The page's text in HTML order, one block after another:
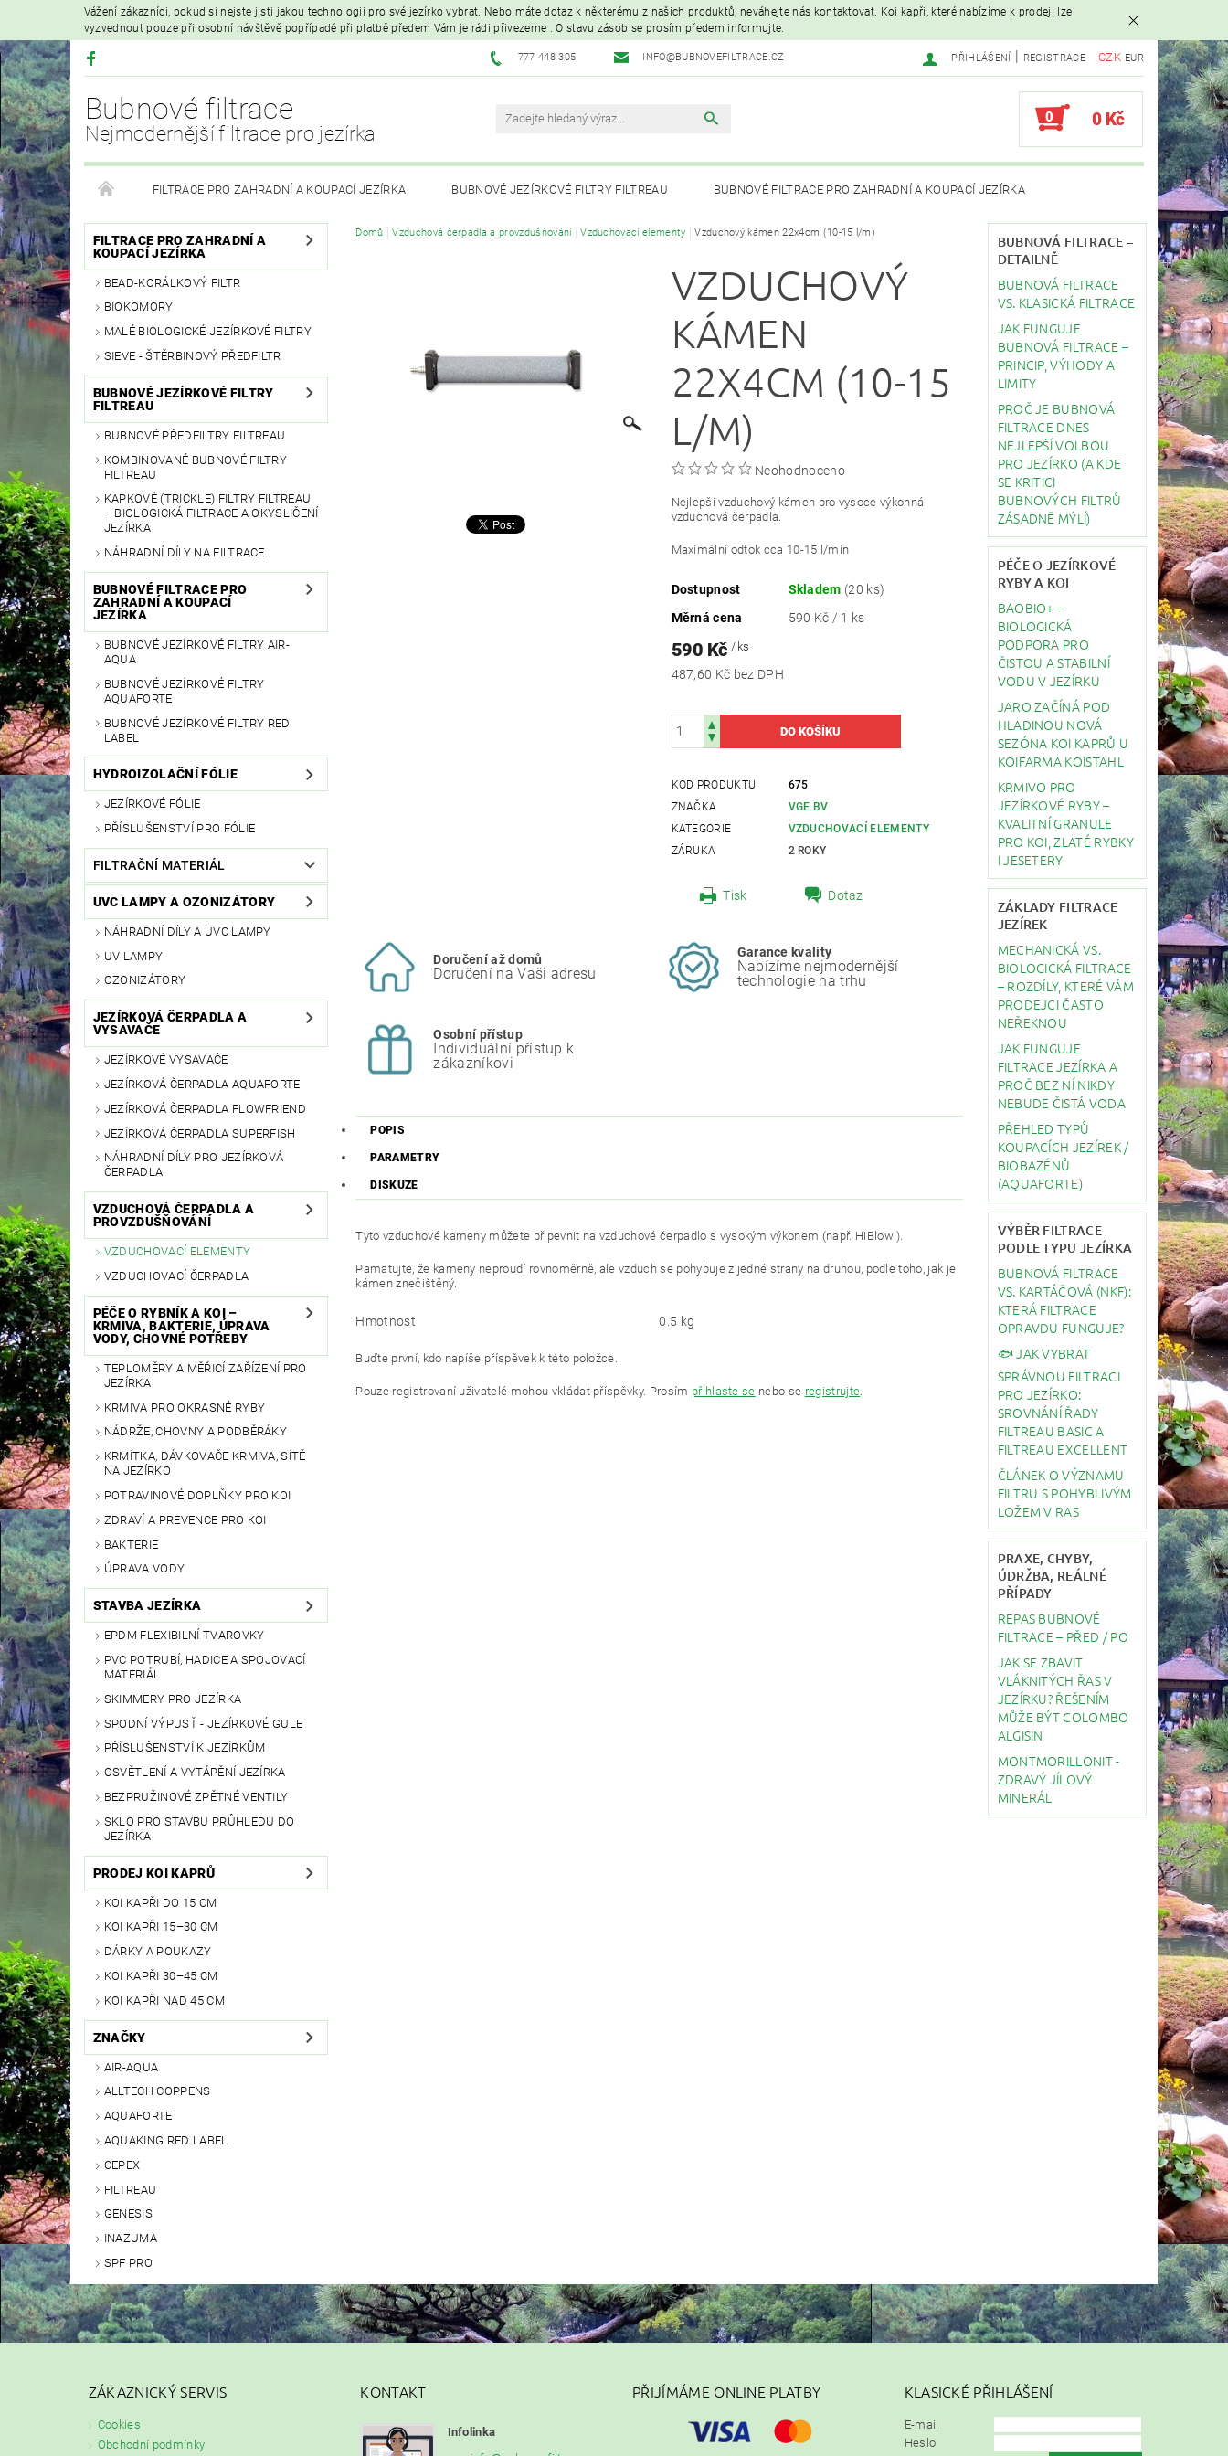
Vážení zákazníci, pokud si nejste jisti jakou technologii pro své jezírko vybrat. Nebo máte dotaz k některému z našich produktů, neváhejte nás kontaktovat. Koi kapři, které nabízíme k prodeji lze
vyzvednout pouze při osobní návštěvě popřípadě při platbě předem Vám je rádi přivezeme . O stavu zásob se prosím předem informujte.
777 448 305 INFO@BUBNOVEFILTRACE.CZ CZK EUR
PŘIHLÁŠENÍ REGISTRACE
Bubnové filtrace
Nejmodernější filtrace pro jezírka
0 0 Kč
FILTRACE PRO ZAHRADNÍ A KOUPACÍ JEZÍRKA BUBNOVÉ JEZÍRKOVÉ FILTRY FILTREAU BUBNOVÉ FILTRACE PRO ZAHRADNÍ A KOUPACÍ JEZÍRKA
HYDROIZOLAČNÍ FÓLIE FILTRAČNÍ MATERIÁL UVC LAMPY A OZONIZÁTORY JEZÍRKOVÁ ČERPADLA A VYSAVAČE
VZDUCHOVÁ ČERPADLA A PROVZDUŠŇOVÁNÍ PÉČE O RYBNÍK A KOI – KRMIVA, BAKTERIE, ÚPRAVA VODY, CHOVNÉ POTŘEBY STAVBA JEZÍRKA
PRODEJ KOI KAPRŮ MOJE OBJEDNÁVKA
FILTRACE PRO ZAHRADNÍ A
KOUPACÍ JEZÍRKA
BEAD-KORÁLKOVÝ FILTR
BIOKOMORY
MALÉ BIOLOGICKÉ JEZÍRKOVÉ FILTRY
SIEVE - ŠTĚRBINOVÝ PŘEDFILTR
BUBNOVÉ JEZÍRKOVÉ FILTRY
FILTREAU
BUBNOVÉ PŘEDFILTRY FILTREAU
KOMBINOVANÉ BUBNOVÉ FILTRY
FILTREAU
KAPKOVÉ (TRICKLE) FILTRY FILTREAU
– BIOLOGICKÁ FILTRACE A OKYSLIČENÍ
JEZÍRKA
NÁHRADNÍ DÍLY NA FILTRACE
BUBNOVÉ FILTRACE PRO
ZAHRADNÍ A KOUPACÍ
JEZÍRKA
BUBNOVÉ JEZÍRKOVÉ FILTRY AIR-
AQUA
BUBNOVÉ JEZÍRKOVÉ FILTRY
AQUAFORTE
BUBNOVÉ JEZÍRKOVÉ FILTRY RED
LABEL
HYDROIZOLAČNÍ FÓLIE
JEZÍRKOVÉ FÓLIE
PŘÍSLUŠENSTVÍ PRO FÓLIE
FILTRAČNÍ MATERIÁL
UVC LAMPY A OZONIZÁTORY
NÁHRADNÍ DÍLY A UVC LAMPY
UV LAMPY
OZONIZÁTORY
JEZÍRKOVÁ ČERPADLA A
VYSAVAČE
JEZÍRKOVÉ VYSAVAČE
JEZÍRKOVÁ ČERPADLA AQUAFORTE
JEZÍRKOVÁ ČERPADLA FLOWFRIEND
JEZÍRKOVÁ ČERPADLA SUPERFISH
NÁHRADNÍ DÍLY PRO JEZÍRKOVÁ
ČERPADLA
VZDUCHOVÁ ČERPADLA A
PROVZDUŠŇOVÁNÍ
VZDUCHOVACÍ ELEMENTY
VZDUCHOVACÍ ČERPADLA
PÉČE O RYBNÍK A KOI –
KRMIVA, BAKTERIE, ÚPRAVA
VODY, CHOVNÉ POTŘEBY
TEPLOMĚRY A MĚŘICÍ ZAŘÍZENÍ PRO
JEZÍRKA
KRMIVA PRO OKRASNÉ RYBY
NÁDRŽE, CHOVNY A PODBĚRÁKY
KRMÍTKA, DÁVKOVAČE KRMIVA, SÍTĚ
NA JEZÍRKO
POTRAVINOVÉ DOPLŇKY PRO KOI
ZDRAVÍ A PREVENCE PRO KOI
BAKTERIE
ÚPRAVA VODY
STAVBA JEZÍRKA
EPDM FLEXIBILNÍ TVAROVKY
PVC POTRUBÍ, HADICE A SPOJOVACÍ
MATERIÁL
SKIMMERY PRO JEZÍRKA
SPODNÍ VÝPUSŤ - JEZÍRKOVÉ GULE
PŘÍSLUŠENSTVÍ K JEZÍRKŮM
OSVĚTLENÍ A VYTÁPĚNÍ JEZÍRKA
BEZPRUŽINOVÉ ZPĚTNÉ VENTILY
SKLO PRO STAVBU PRŮHLEDU DO
JEZÍRKA
PRODEJ KOI KAPRŮ
KOI KAPŘI DO 15 CM
KOI KAPŘI 15–30 CM
DÁRKY A POUKAZY
KOI KAPŘI 30–45 CM
KOI KAPŘI NAD 45 CM
ZNAČKY
AIR-AQUA
ALLTECH COPPENS
AQUAFORTE
AQUAKING RED LABEL
CEPEX
FILTREAU
GENESIS
INAZUMA
SPF PRO
Domů Vzduchová čerpadla a provzdušňování Vzduchovací elementy Vzduchový kámen 22x4cm (10-15 l/m)
VZDUCHOVÝ
KÁMEN
22X4CM (10-15
L/M)
Neohodnoceno
Nejlepší vzduchový kámen pro vysoce výkonná
vzduchová čerpadla.
Maximální odtok cca 10-15 l/min
Dostupnost Skladem (20 ks)
Měrná cena
590 Kč / 1 ks
590 Kč/ ks
487,60 Kč bez DPH
KÓD PRODUKTU
675
ZNAČKA
VGE BV
KATEGORIE
VZDUCHOVACÍ ELEMENTY
ZÁRUKA
2 ROKY
Tisk Dotaz
Doručení až domů
Doručení na Vaši adresu
Garance kvality
Nabízíme nejmodernější
technologie na trhu
Osobní přístup
Individuální přístup k
zákazníkovi
POPIS
PARAMETRY
DISKUZE
Tyto vzduchové kameny můžete připevnit na vzduchové čerpadlo s vysokým výkonem (např. HiBlow ).
Pamatujte, že kameny neproudí rovnoměrně, ale vzduch se pohybuje z jedné strany na druhou, podle toho, jak je
kámen znečištěný.
Hmotnost 0.5 kg
Buďte první, kdo napíše příspěvek k této položce.
Pouze registrovaní uživatelé mohou vkládat příspěvky. Prosím přihlaste se nebo se registrujte
BUBNOVÁ FILTRACE –
DETAILNĚ
BUBNOVÁ FILTRACE
VS. KLASICKÁ FILTRACE
JAK FUNGUJE
BUBNOVÁ FILTRACE –
PRINCIP, VÝHODY A
LIMITY
PROČ JE BUBNOVÁ
FILTRACE DNES
NEJLEPŠÍ VOLBOU
PRO JEZÍRKO (A KDE
SE KRITICI
BUBNOVÝCH FILTRŮ
ZÁSADNĚ MÝLÍ)
PÉČE O JEZÍRKOVÉ
RYBY A KOI
BAOBIO+ –
BIOLOGICKÁ
PODPORA PRO
ČISTOU A STABILNÍ
VODU V JEZÍRKU
JARO ZAČÍNÁ POD
HLADINOU NOVÁ
SEZÓNA KOI KAPRŮ U
KOIFARMA KOISTAHL
KRMIVO PRO
JEZÍRKOVÉ RYBY –
KVALITNÍ GRANULE
PRO KOI, ZLATÉ RYBKY
I JESETERY
ZÁKLADY FILTRACE
JEZÍREK
MECHANICKÁ VS.
BIOLOGICKÁ FILTRACE
– ROZDÍLY, KTERÉ VÁM
PRODEJCI ČASTO
NEŘEKNOU
JAK FUNGUJE
FILTRACE JEZÍRKA A
PROČ BEZ NÍ NIKDY
NEBUDE ČISTÁ VODA
PŘEHLED TYPŮ
KOUPACÍCH JEZÍREK /
BIOBAZÉNŮ
(AQUAFORTE)
VÝBĚR FILTRACE
PODLE TYPU JEZÍRKA
BUBNOVÁ FILTRACE
VS. KARTÁČOVÁ (NKF):
KTERÁ FILTRACE
OPRAVDU FUNGUJE?
🐟 JAK VYBRAT
SPRÁVNOU FILTRACI
PRO JEZÍRKO:
SROVNÁNÍ ŘADY
FILTREAU BASIC A
FILTREAU EXCELLENT
ČLÁNEK O VÝZNAMU
FILTRU S POHYBLIVÝM
LOŽEM V RAS
PRAXE, CHYBY,
ÚDRŽBA, REÁLNÉ
PŘÍPADY
REPAS BUBNOVÉ
FILTRACE – PŘED / PO
JAK SE ZBAVIT
VLÁKNITÝCH ŘAS V
JEZÍRKU? ŘEŠENÍM
MŮŽE BÝT COLOMBO
ALGISIN
MONTMORILLONIT -
ZDRAVÝ JÍLOVÝ
MINERÁL
ZÁKAZNICKÝ SERVIS
Cookies
Obchodní podmínky
KONTAKT
Infolinka
PŘIJÍMÁME ONLINE PLATBY KLASICKÉ PŘIHLÁŠENÍ
E-mail
Heslo